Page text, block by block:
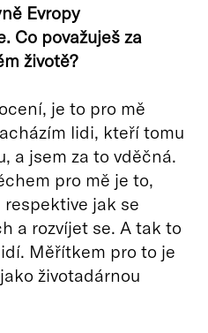
Evropy
Co považuješ za
životě?
je to pro mě
lidi, kteří tomu
a jsem za to vděčná.
pro mě je to,
jak se
a rozvíjet se. A tak to
Měřítkem pro to je
životadárnou